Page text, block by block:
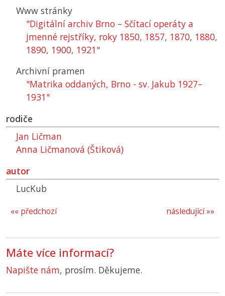
Www stránky
"Digitální archiv Brno – Sčítací operáty a
jmenné rejstříky, roky 1850, 1857, 1870, 1880,
1890, 1900, 1921"
Archivní pramen
"Matrika oddaných, Brno - sv. Jakub 1927–
1931"
rodiče
Jan Ličman
Anna Ličmanová (Štiková)
autor
LucKub
následující »»
«« předchozí
Máte více informací?
Napište nám, prosím. Děkujeme.